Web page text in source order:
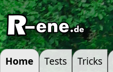
Home Tests Tricks